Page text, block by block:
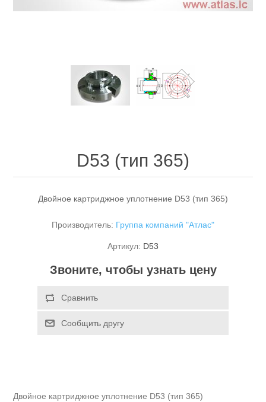
D53 (тип 365)
Двойное картриджное уплотнение D53 (тип 365)
Производитель: Группа компаний "Атлас"
Артикул: D53
Звоните, чтобы узнать цену
Двойное картриджное уплотнение D53 (тип 365)